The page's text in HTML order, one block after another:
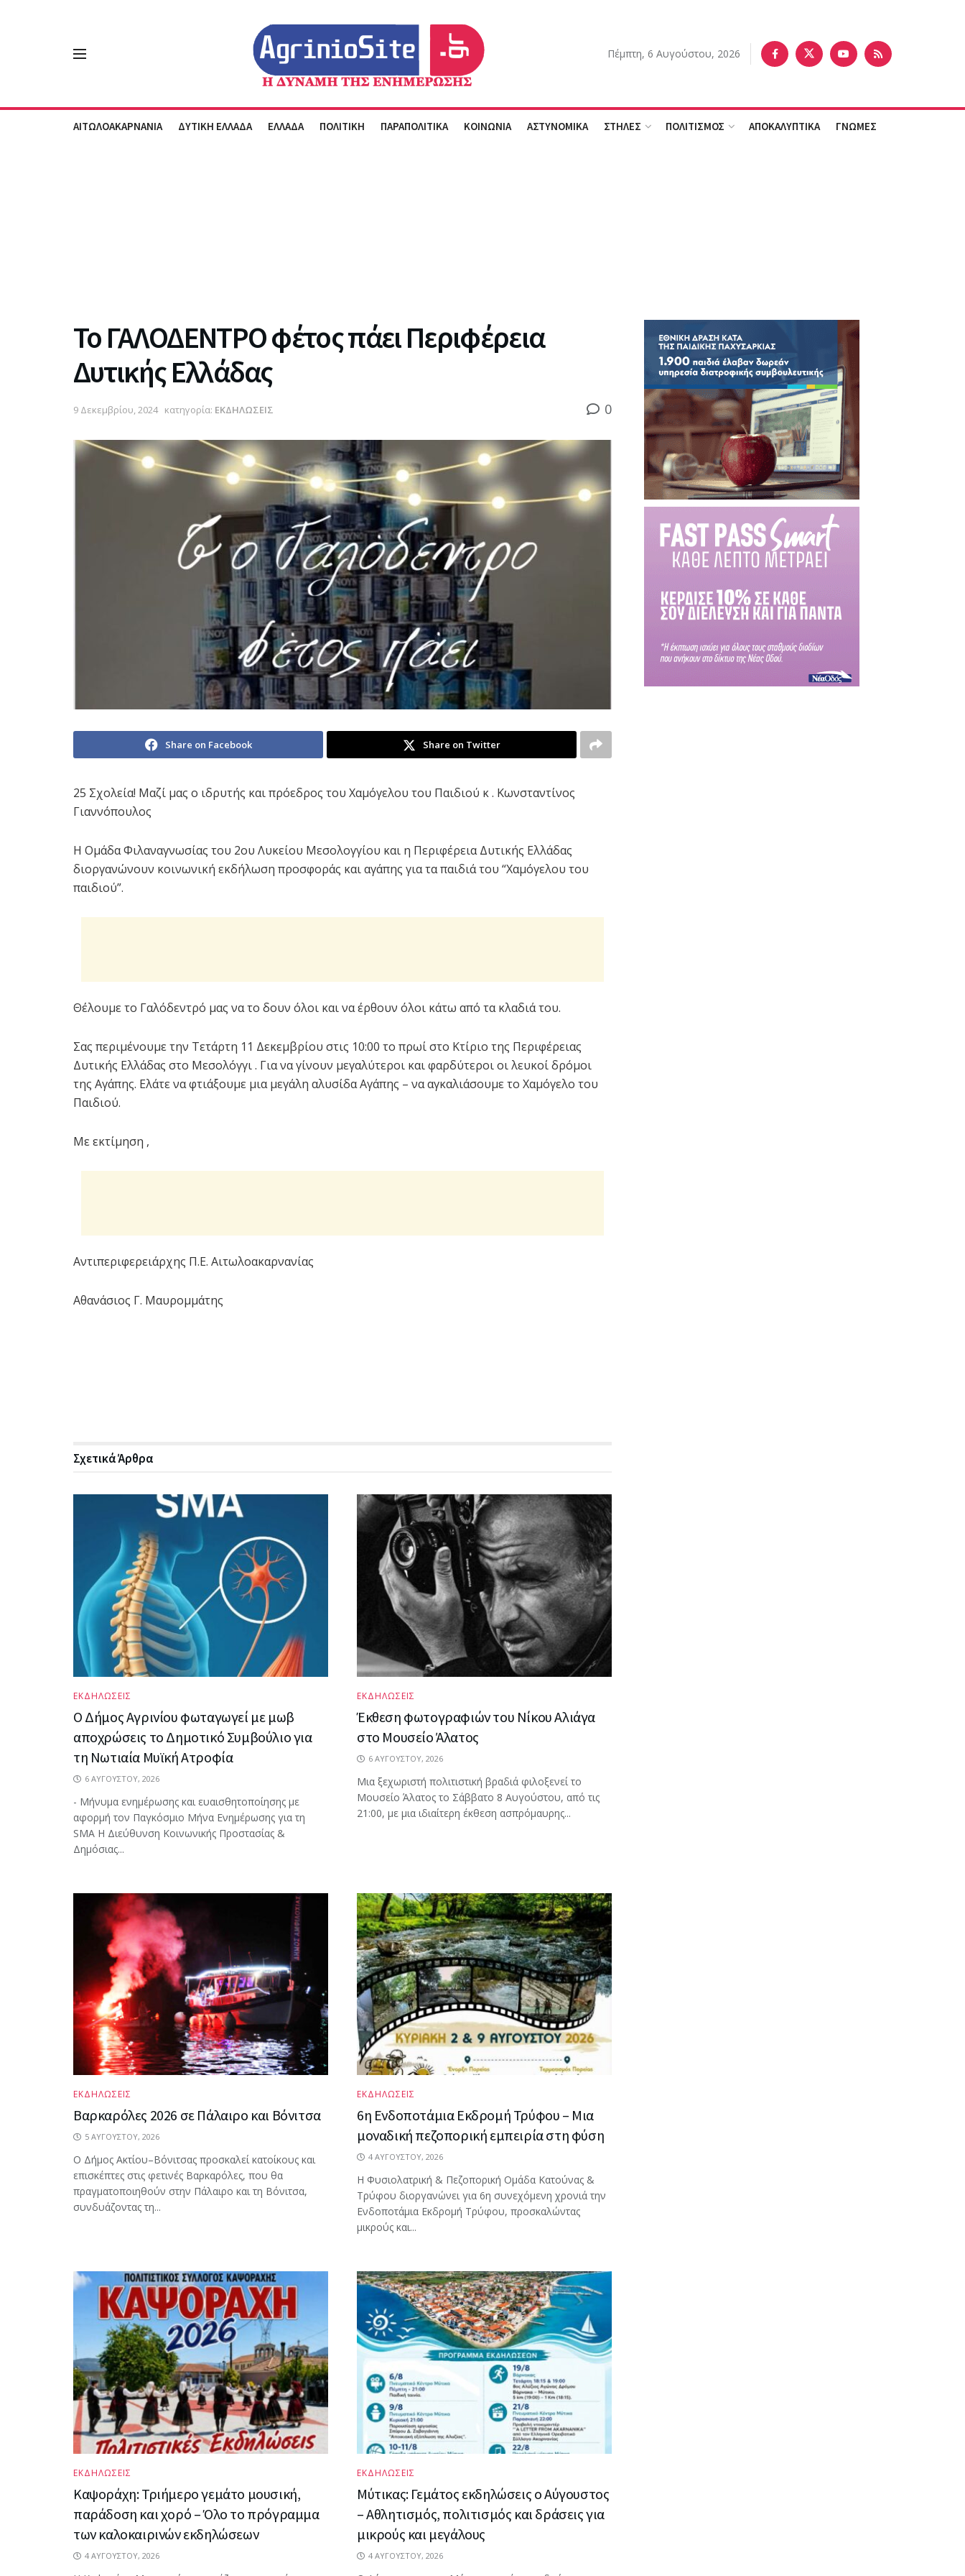
Πέμπτη, 6 Αυγούστου, 2026
ΑΙΤΩΛΟΑΚΑΡΝΑΝΙΑ ΔΥΤΙΚΗ ΕΛΛΑΔΑ ΕΛΛΑΔΑ ΠΟΛΙΤΙΚΗ ΠΑΡΑΠΟΛΙΤΙΚΑ ΚΟΙΝΩΝΙΑ ΑΣΤΥΝΟΜΙΚΑ ΣΤΗΛΕΣ ΠΟΛΙΤΙΣΜΟΣ ΑΠΟΚΑΛΥΠΤΙΚΑ ΓΝΩΜΕΣ
Το ΓΑΛΟΔΕΝΤΡΟ φέτος πάει Περιφέρεια
Δυτικής Ελλάδας
9 Δεκεμβρίου, 2024 κατηγορία: ΕΚΔΗΛΩΣΕΙΣ 0
Share on Facebook Share on Twitter
25 Σχολεία! Μαζί μας ο ιδρυτής και πρόεδρος του Χαμόγελου του Παιδιού κ . Κωνσταντίνος
Γιαννόπουλος
Η Ομάδα Φιλαναγνωσίας του 2ου Λυκείου Μεσολογγίου και η Περιφέρεια Δυτικής Ελλάδας
διοργανώνουν κοινωνική εκδήλωση προσφοράς και αγάπης για τα παιδιά του “Χαμόγελου του
παιδιού”.
Θέλουμε το Γαλόδεντρό μας να το δουν όλοι και να έρθουν όλοι κάτω από τα κλαδιά του.
Σας περιμένουμε την Τετάρτη 11 Δεκεμβρίου στις 10:00 το πρωί στο Κτίριο της Περιφέρειας
Δυτικής Ελλάδας στο Μεσολόγγι . Για να γίνουν μεγαλύτεροι και φαρδύτεροι οι λευκοί δρόμοι
της Αγάπης. Ελάτε να φτιάξουμε μια μεγάλη αλυσίδα Αγάπης – να αγκαλιάσουμε το Χαμόγελο του
Παιδιού.
Με εκτίμηση ,
Αντιπεριφερειάρχης Π.Ε. Αιτωλοακαρνανίας
Αθανάσιος Γ. Μαυρομμάτης
ΣχετικάΆρθρα
ΕΚΔΗΛΩΣΕΙΣ
Ο Δήμος Αγρινίου φωταγωγεί με μωβ
αποχρώσεις το Δημοτικό Συμβούλιο για
τη Νωτιαία Μυϊκή Ατροφία
6 ΑΥΓΟΎΣΤΟΥ, 2026
- Μήνυμα ενημέρωσης και ευαισθητοποίησης με
αφορμή τον Παγκόσμιο Μήνα Ενημέρωσης για τη
SMA Η Διεύθυνση Κοινωνικής Προστασίας &
Δημόσιας...
ΕΚΔΗΛΩΣΕΙΣ
Έκθεση φωτογραφιών του Νίκου Αλιάγα
στο Μουσείο Άλατος
6 ΑΥΓΟΎΣΤΟΥ, 2026
Μια ξεχωριστή πολιτιστική βραδιά φιλοξενεί το
Μουσείο Άλατος το Σάββατο 8 Αυγούστου, από τις
21:00, με μια ιδιαίτερη έκθεση ασπρόμαυρης...
ΕΚΔΗΛΩΣΕΙΣ
Βαρκαρόλες 2026 σε Πάλαιρο και Βόνιτσα
5 ΑΥΓΟΎΣΤΟΥ, 2026
Ο Δήμος Ακτίου–Βόνιτσας προσκαλεί κατοίκους και
επισκέπτες στις φετινές Βαρκαρόλες, που θα
πραγματοποιηθούν στην Πάλαιρο και τη Βόνιτσα,
συνδυάζοντας τη...
ΕΚΔΗΛΩΣΕΙΣ
6η Ενδοποτάμια Εκδρομή Τρύφου – Μια
μοναδική πεζοπορική εμπειρία στη φύση
4 ΑΥΓΟΎΣΤΟΥ, 2026
Η Φυσιολατρική & Πεζοπορική Ομάδα Κατούνας &
Τρύφου διοργανώνει για 6η συνεχόμενη χρονιά την
Ενδοποτάμια Εκδρομή Τρύφου, προσκαλώντας
μικρούς και...
ΕΚΔΗΛΩΣΕΙΣ
Καψοράχη: Τριήμερο γεμάτο μουσική,
παράδοση και χορό – Όλο το πρόγραμμα
των καλοκαιρινών εκδηλώσεων
4 ΑΥΓΟΎΣΤΟΥ, 2026
ΕΚΔΗΛΩΣΕΙΣ
Μύτικας: Γεμάτος εκδηλώσεις ο Αύγουστος
– Αθλητισμός, πολιτισμός και δράσεις για
μικρούς και μεγάλους
4 ΑΥΓΟΎΣΤΟΥ, 2026